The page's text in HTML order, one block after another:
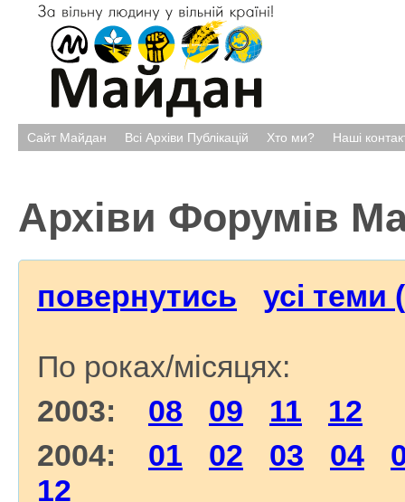
Сайт Майдан Всі Архіви Публікацій Хто ми? Наші
Архіви Форумів
повернутись усі теми
По роках/місяцях:
2003: 08 09 11
12
2004: 01 02 03 04
12